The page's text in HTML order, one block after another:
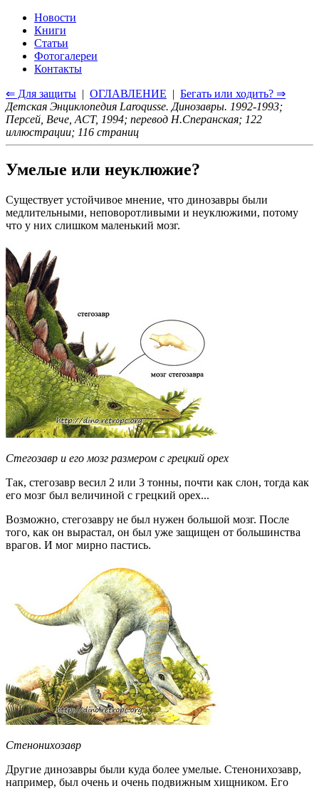
Новости
Книги
Статьи
Фотогалереи
Контакты
⇐ Для защиты | ОГЛАВЛЕНИЕ | Бегать или ходить? ⇒
Детская Энциклопедия Laroqusse. Динозавры. 1992-1993;
Персей, Вече, ACT, 1994; перевод Н.Сперанская; 122
иллюстрации; 116 страниц
Умелые или неуклюжие?
Существует устойчивое мнение, что динозавры были
медлительными, неповоротливыми и неуклюжими, потому
что у них слишком маленький мозг.
Стегозавр и его мозг размером с грецкий орех
Так, стегозавр весил 2 или 3 тонны, почти как слон, тогда как
его мозг был величиной с грецкий орех...
Возможно, стегозавру не был нужен большой мозг. После
того, как он вырастал, он был уже защищен от большинства
врагов. И мог мирно пастись.
Стенонихозавр
Другие динозавры были куда более умелые. Стенонихозавр,
например, был очень и очень подвижным хищником. Его